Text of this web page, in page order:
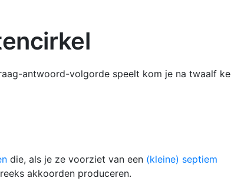
antwoord-volgorde speelt kom je na twaalf
die, als je ze voorziet van een (kleine) septiem
akkoorden produceren.